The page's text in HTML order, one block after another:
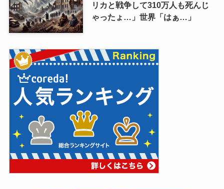
リカと戦争して310万人も死んじ
ゃったょ…」世界「はぁ…」